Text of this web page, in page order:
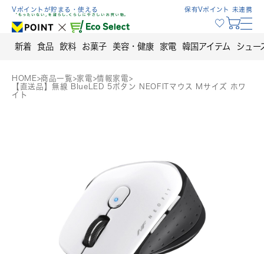
Skip
content
Vポイントが貯まる・使える 保有Vポイント 未連携
新着 食品 飲料 お菓子 美容・健康 家電 韓国アイテム シュー
HOME>商品一覧>家電>情報家電>
【直送品】無線 BlueLED 5ボタン NEOFITマウス Mサイズ ホワ
イト